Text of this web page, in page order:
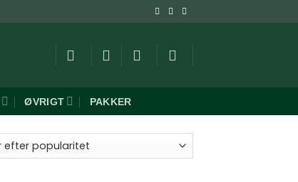
ØVRIGT PAKKER